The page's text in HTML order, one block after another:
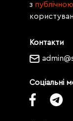
Контакти
Соціальні
з